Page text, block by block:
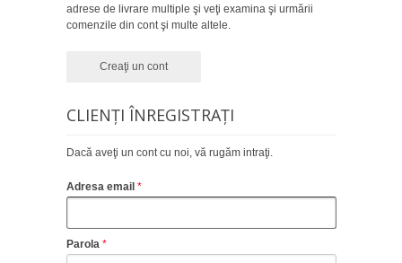
adrese de livrare multiple şi veţi examina şi urmării
comenzile din cont şi multe altele.
Creaţi un cont
CLIENŢI ÎNREGISTRAŢI
Dacă aveţi un cont cu noi, vă rugăm intraţi.
Adresa email
Parola